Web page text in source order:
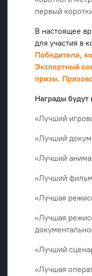
первый
В настоящее
для участия в
Победители,
Экспертный
призы.
Награды будут
«Лучший
«Лучший
«Лучший
«Лучший
«Лучшая
«Лучшая
«Лучший
«Лучшая